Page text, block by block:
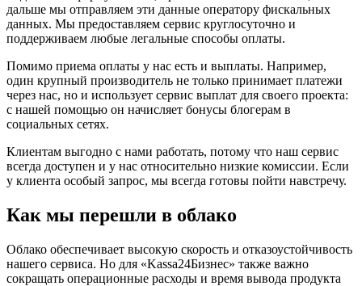
дальше мы отправляем эти данные оператору фискальных
данных. Мы предоставляем сервис круглосуточно и
поддерживаем любые легальные способы оплаты.
Помимо приема оплаты у нас есть и выплаты. Например,
один крупный производитель не только принимает платежи
через нас, но и использует сервис выплат для своего проекта:
с нашей помощью он начисляет бонусы блогерам в
социальных сетях.
Клиентам выгодно с нами работать, потому что наш сервис
всегда доступен и у нас относительно низкие комиссии. Если
у клиента особый запрос, мы всегда готовы пойти навстречу.
Как мы перешли в облако
Облако обеспечивает высокую скорость и отказоустойчивость
нашего сервиса. Но для «Kassa24Бизнес» также важно
сокращать операционные расходы и время вывода продукта